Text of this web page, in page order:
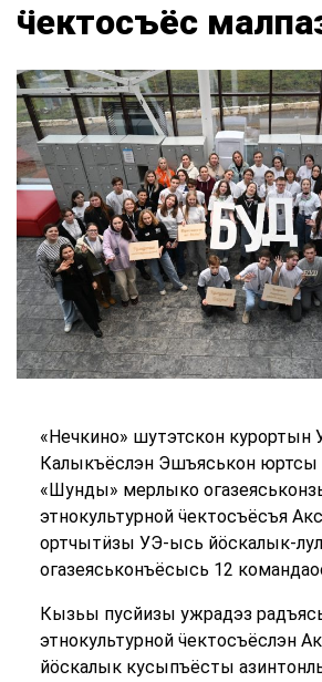
ӵектосъёс
«Нечкино» шутэтскон курортын
Калыкъёслэн Эшъяськон юртсы
«Шунды» мерлыко
этнокультурной ӵектосъёсъя
ортчытӥзы УЭ-ысь йӧскалык-
огазеяськонъёсысь 12
Кызьы пусйизы ужрадэз
этнокультурной ӵектосъёслэн
йӧскалык кусыпъёсты